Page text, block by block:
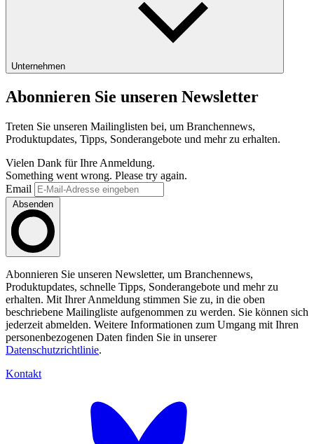
Unternehmen
Abonnieren Sie unseren Newsletter
Treten Sie unseren Mailinglisten bei, um Branchennews,
Produktupdates, Tipps, Sonderangebote und mehr zu erhalten.
Vielen Dank für Ihre Anmeldung.
Something went wrong. Please try again.
Email
Absenden
Abonnieren Sie unseren Newsletter, um Branchennews,
Produktupdates, schnelle Tipps, Sonderangebote und mehr zu
erhalten. Mit Ihrer Anmeldung stimmen Sie zu, in die oben
beschriebene Mailingliste aufgenommen zu werden. Sie können sich
jederzeit abmelden. Weitere Informationen zum Umgang mit Ihren
personenbezogenen Daten finden Sie in unserer
Datenschutzrichtlinie.
Kontakt